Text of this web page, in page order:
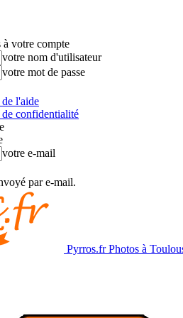
votre compte
votre nom d'utilisateur
votre mot de passe
l'aide
confidentialité
votre e-mail
par e-mail.
Pyrros.fr Photos à